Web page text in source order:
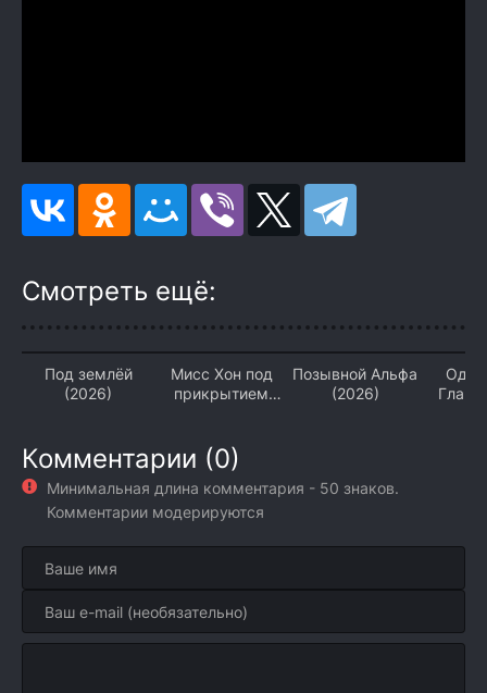
Смотреть ещё:
Под землёй
(2026)
Мисс Хон под
прикрытием
Позывной Альфа
(2026)
Глава
Комментарии (0)
Минимальная длина комментария - 50 знаков.
Комментарии модерируются